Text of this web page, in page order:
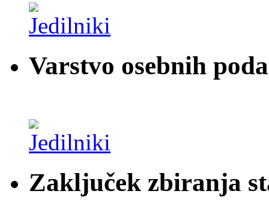
Varstvo osebnih
Zaključek zbiranja